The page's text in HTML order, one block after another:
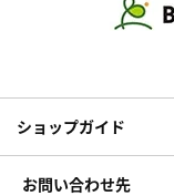
ショップガイド
お問い合わせ先